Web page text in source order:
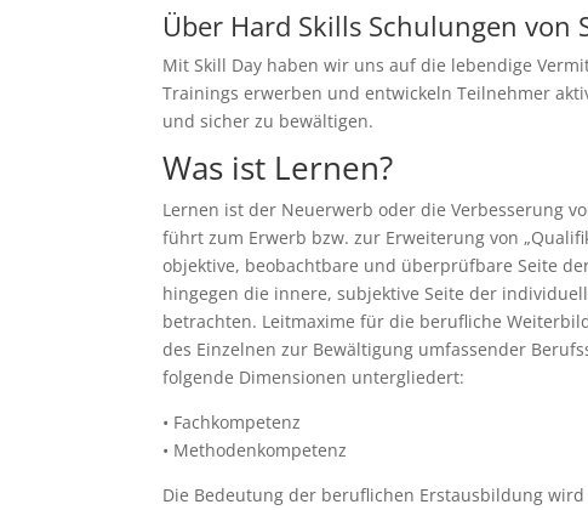
Über Hard Skills Schulungen von
Mit Skill Day haben wir uns auf die lebendige
Trainings erwerben und entwickeln Teilnehmer
und sicher zu bewältigen.
Was ist Lernen?
Lernen ist der Neuerwerb oder die Verbesserung
führt zum Erwerb bzw. zur Erweiterung von
objektive, beobachtbare und überprüfbare Seite
hingegen die innere, subjektive Seite der
betrachten. Leitmaxime für die berufliche
des Einzelnen zur Bewältigung umfassender
folgende Dimensionen untergliedert:
• Fachkompetenz
• Methodenkompetenz
Die Bedeutung der beruflichen Erstausbildung